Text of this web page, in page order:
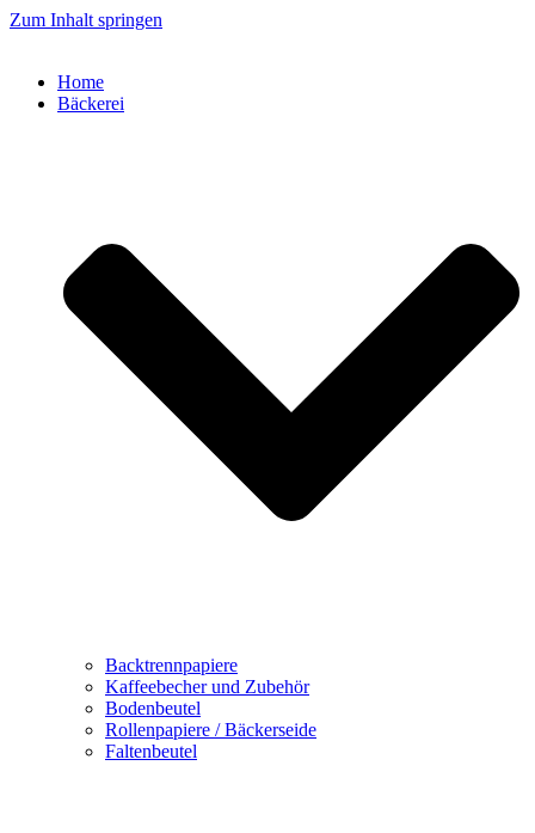
Zum Inhalt springen
Home
Bäckerei
Backtrennpapiere
Kaffeebecher und Zubehör
Bodenbeutel
Rollenpapiere / Bäckerseide
Faltenbeutel